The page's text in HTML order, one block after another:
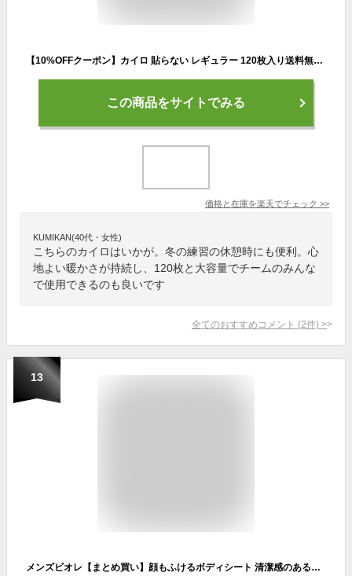
【10%OFFクーポン】カイロ 貼らない レギュラー 120枚入り送料無料 貼らないカイロ 貼れない 普通 使い捨て 使い捨てカイロ 備蓄 防寒 寒さ対策 冬 通勤通学 アウトドア レジャー スポーツ観戦 まとめ買い アイリスプラザ 【D】
この商品をサイトでみる
価格と在庫を楽天でチェック >>
KUMIKAN(40代・女性)
こちらのカイロはいかが。冬の練習の休憩時にも便利。心
地よい暖かさが持続し、120枚と大容量でチームのみんな
で使用できるのも良いです
全てのおすすめコメント (2件) >
13
メンズビオレ【まとめ買い】顔もふけるボディシート 清潔感のある石けんの香り 28枚入×3個 破れにくい ・ 乾きにくい ・ 丸まりにくい 独自開発の「タフテックシート」採用